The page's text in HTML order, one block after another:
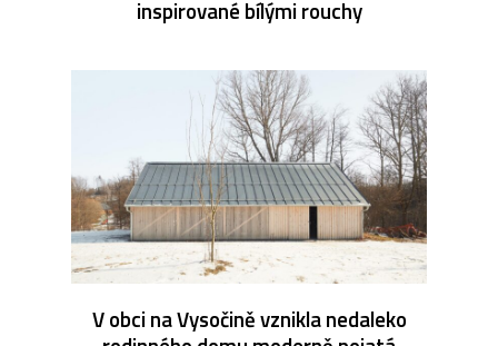
inspirované bílými rouchy
V obci na Vysočině vznikla nedaleko